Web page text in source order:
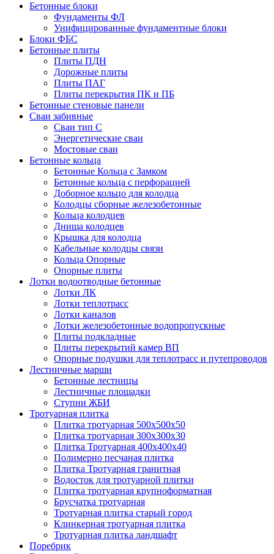
Бетонные блоки
Фундаменты ФЛ
Унифицированные фундаментные блоки
Блоки ФБС
Бетонные плиты
Плиты ПДН
Дорожные плиты
Плиты ПАГ
Плиты перекрытия ПК и ПБ
Бетонные стеновые панели
Сваи забивные
Сваи тип С
Энергетические сваи
Mостовые сваи
Бетонные кольца
Бетонные Кольца с Замком
Бетонные кольца с перфорацией
Доборное кольцо для колодца
Колодцы сборные железобетонные
Кольца колодцев
Днища колодцев
Крышка для колодца
Кабельные колодцы связи
Кольца Опорные
Опорные плиты
Лотки водоотводные бетонные
Лотки ЛК
Лотки теплотрасс
Лотки каналов
Лотки железобетонные водопропускные
Плиты подкладные
Плиты перекрытий камер ВП
Опорные подушки для теплотрасс и путепроводов
Лестничные марши
Бетонные лестницы
Лестничные площадки
Ступни ЖБИ
Тротуарная плитка
Плитка тротуарная 500х500х50
Плитка тротуарная 300х300х30
Плитка Тротуарная 400x400x40
Полимерно песчаная плитка
Плитка Тротуарная гранитная
Водосток для тротуарной плитки
Плитка тротуарная крупноформатная
Брусчатка тротуарная
Тротуарная плитка старый город
Клинкерная тротуарная плитка
Тротуарная плитка ландшафт
Поребрик